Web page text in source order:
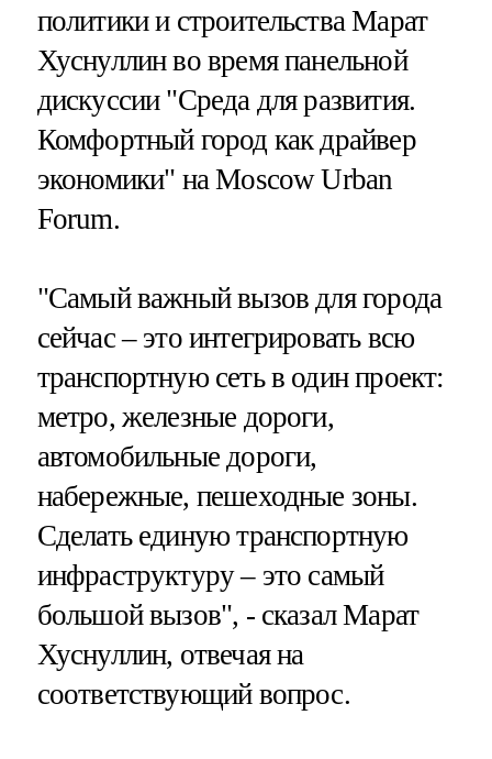
политики и строительства Марат
Хуснуллин во время панельной
дискуссии "Среда для развития.
Комфортный город как драйвер
экономики" на Moscow Urban
Forum.
"Самый важный вызов для города
сейчас – это интегрировать всю
транспортную сеть в один проект:
метро, железные дороги,
автомобильные дороги,
набережные, пешеходные зоны.
Сделать единую транспортную
инфраструктуру – это самый
большой вызов", - сказал Марат
Хуснуллин, отвечая на
соответствующий вопрос.